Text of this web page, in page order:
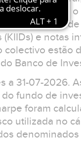
não reflectem
documentos
e notas
estão
Banco de
a 31-07-2026.
fundo de
foram
utilizada no